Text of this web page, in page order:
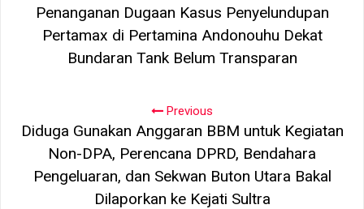
Penanganan Dugaan Kasus Penyelundupan
Pertamax di Pertamina Andonouhu Dekat
Bundaran Tank Belum Transparan
Previous
Diduga Gunakan Anggaran BBM untuk Kegiatan
Non-DPA, Perencana DPRD, Bendahara
Pengeluaran, dan Sekwan Buton Utara Bakal
Dilaporkan ke Kejati Sultra